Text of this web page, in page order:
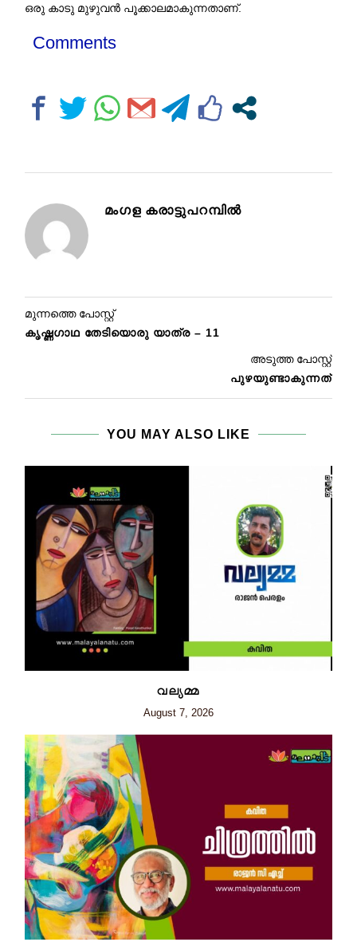
ഒരു കാടു മുഴുവന്‍ പൂക്കാലമാകുന്നതാണ്.
Comments
മംഗള കരാട്ടുപറമ്പിൽ
മുന്നത്തെ പോസ്റ്റ്
കൃഷ്ണഗാഥ തേടിയൊരു യാത്ര – 11
അടുത്ത പോസ്റ്റ്
പുഴയുണ്ടാകുന്നത്
YOU MAY ALSO LIKE
വല്യമ്മ
August 7, 2026